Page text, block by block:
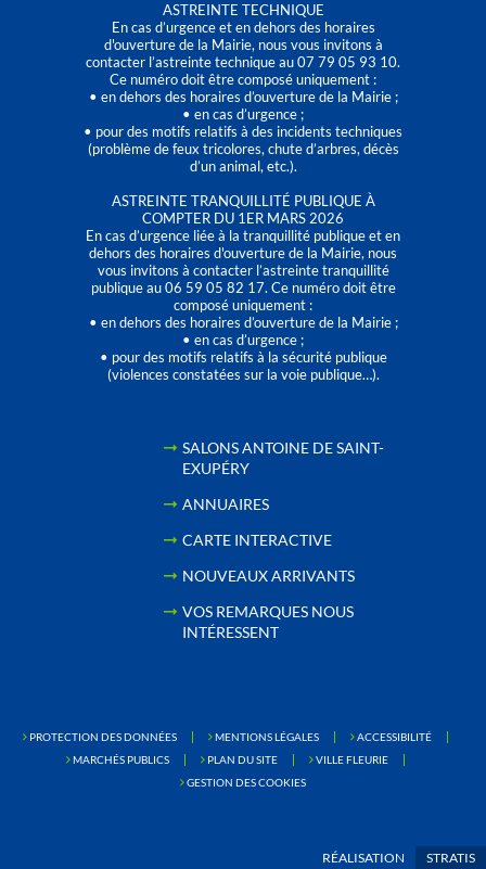
ASTREINTE TECHNIQUE
En cas d’urgence et en dehors des horaires
d'ouverture de la Mairie, nous vous invitons à
contacter l’astreinte technique au 07 79 05 93 10.
Ce numéro doit être composé uniquement :
• en dehors des horaires d’ouverture de la Mairie ;
• en cas d’urgence ;
• pour des motifs relatifs à des incidents techniques
(problème de feux tricolores, chute d’arbres, décès
d’un animal, etc.).
ASTREINTE TRANQUILLITÉ PUBLIQUE À
COMPTER DU 1ER MARS 2026
En cas d’urgence liée à la tranquillité publique et en
dehors des horaires d'ouverture de la Mairie, nous
vous invitons à contacter l’astreinte tranquillité
publique au 06 59 05 82 17. Ce numéro doit être
composé uniquement :
• en dehors des horaires d’ouverture de la Mairie ;
• en cas d’urgence ;
• pour des motifs relatifs à la sécurité publique
(violences constatées sur la voie publique…).
SALONS ANTOINE DE SAINT-
EXUPÉRY
ANNUAIRES
CARTE INTERACTIVE
NOUVEAUX ARRIVANTS
VOS REMARQUES NOUS
INTÉRESSENT
PROTECTION DES DONNÉES MENTIONS LÉGALES
ACCESSIBILITÉ
MARCHÉS PUBLICS
PLAN DU SITE
VILLE FLEURIE
GESTION DES COOKIES
RÉALISATION STRATIS